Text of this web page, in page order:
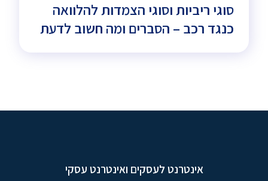
סוגי ריביות וסוגי הצמדות להלוואה
כנגד רכב – הסברים ומה חשוב לדעת
אינטרנט לעסקים ואינטרנט עסקי